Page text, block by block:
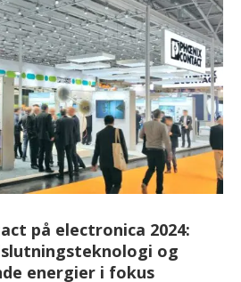
på electronica 2024:
og
energier i fokus